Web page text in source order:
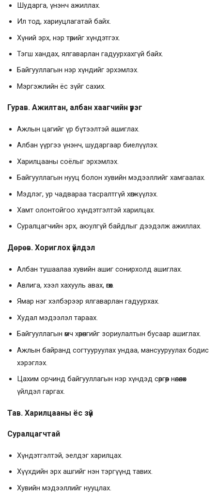
Шударга, үнэнч ажиллах.
Ил тод, хариуцлагатай байх.
Хүний эрх, нэр төрийг хүндэтгэх.
Тэгш хандах, ялгаварлан гадуурхахгүй байх.
Байгууллагын нэр хүндийг эрхэмлэх.
Мэргэжлийн ёс зүйг сахих.
Гурав. Ажилтан, албан хаагчийн үүрэг
Ажлын цагийг үр бүтээлтэй ашиглах.
Албан үүргээ үнэнч, шударгаар биелүүлэх.
Харилцааны соёлыг эрхэмлэх.
Байгууллагын нууц болон хувийн мэдээллийг хамгаалах.
Мэдлэг, ур чадвараа тасралтгүй хөгжүүлэх.
Хамт олонтойгоо хүндэтгэлтэй харилцах.
Суралцагчийн эрх, аюулгүй байдлыг дээдэлж ажиллах.
Дөрөв. Хориглох үйлдэл
Албан тушаалаа хувийн ашиг сонирхолд ашиглах.
Авлига, хээл хахууль авах, өгөх.
Ямар нэг хэлбэрээр ялгаварлан гадуурхах.
Худал мэдээлэл тараах.
Байгууллагын өмч хөрөнгийг зориулалтын бусаар ашиглах.
Ажлын байранд согтууруулах ундаа, мансууруулах бодис
хэрэглэх.
Цахим орчинд байгууллагын нэр хүндэд сөргөөр нөлөөлөх
үйлдэл гаргах.
Тав. Харилцааны ёс зүй
Суралцагчтай
Хүндэтгэлтэй, эелдэг харилцах.
Хүүхдийн эрх ашгийг нэн тэргүүнд тавих.
Хувийн мэдээллийг нууцлах.